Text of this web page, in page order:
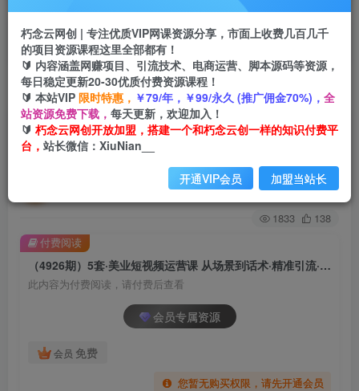
四导航 导航
APP下载
GO
首页 创业课程 会员专属 正文
（4926期）5套·美业短视频运营课 从场景到话术·
精准引流·吸金文案工具·销售闭环等
关注 私信
1833 138
（4926期）5套·美业短视频运营课 从场景到话术·精准引流·吸金文案工具·销售闭环等
此内容为付费阅读，请付费后查看
会员专属资源
会员 免费
您暂无购买权限，请先开通会员
付费阅读
朽念云网创 | 专注优质VIP网课资源分享，市面上收费几百几千
的项目资源课程这里全部都有！
🔰 内容涵盖网赚项目、引流技术、电商运营、脚本源码等资源，
每日稳定更新20-30优质付费资源课程！
🔰 本站VIP 限时特惠， ￥79/年，￥99/永久 (推广佣金70%)， 全
站资源免费下载， 每天更新，欢迎加入！
🔰 朽念云网创开放加盟，搭建一个和朽念云创一样的知识付费平
台， 站长微信：XiuNian__
开通VIP会员 加盟当站长